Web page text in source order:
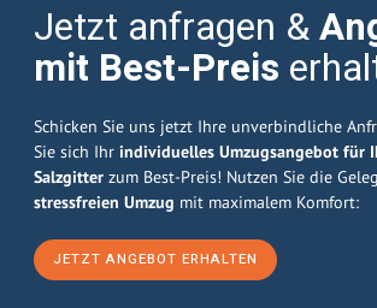
Jetzt anfragen &
mit Best-Preis
Schicken Sie uns jetzt Ihre unverbindliche
Sie sich Ihr individuelles Umzugsangebot für
Salzgitter zum Best-Preis! Nutzen Sie die
stressfreien Umzug mit maximalem Komfort:
JETZT ANGEBOT ERHALTEN